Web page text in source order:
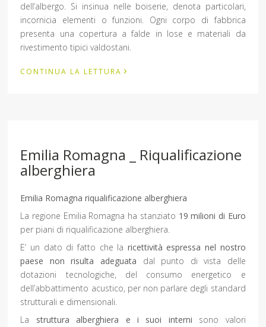
dell’albergo. Si insinua nelle boiserie, denota particolari,
incornicia elementi o funzioni. Ogni corpo di fabbrica
presenta una copertura a falde in lose e materiali da
rivestimento tipici valdostani.
CONTINUA LA LETTURA ›
Emilia Romagna _ Riqualificazione
alberghiera
Emilia Romagna riqualificazione alberghiera
La regione Emilia Romagna ha stanziato 19 milioni di Euro
per piani di riqualificazione alberghiera.
E’ un dato di fatto che la ricettività espressa nel nostro
paese non risulta adeguata dal punto di vista delle
dotazioni tecnologiche, del consumo energetico e
dell’abbattimento acustico, per non parlare degli standard
strutturali e dimensionali.
La struttura alberghiera e i suoi interni sono valori